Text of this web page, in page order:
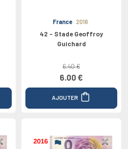
France 2016
42 - Stade Geoffroy
Guichard
6.40 €
6.00 €
AJOUTER